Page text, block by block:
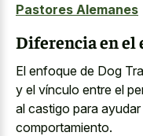
Pastores Alemanes
Diferencia en el
El enfoque de Dog
y el vínculo entre el
al castigo para
comportamiento.